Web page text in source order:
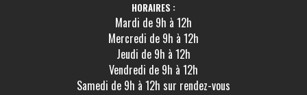
HORAIRES :
Mardi de 9h à 12h
Mercredi de 9h à 12h
Jeudi de 9h à 12h
Vendredi de 9h à 12h
Samedi de 9h à 12h sur rendez-vous